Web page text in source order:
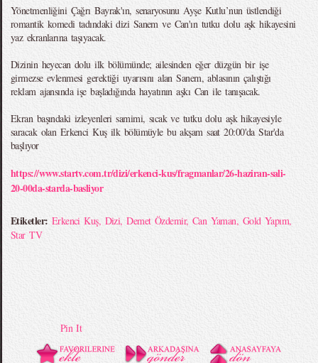
Yönetmenliğini Çağrı Bayrak'ın, senaryosunu Ayşe Kutlu’nun üstlendiği
romantik komedi tadındaki dizi Sanem ve Can'ın tutku dolu aşk hikayesini
yaz ekranlarına taşıyacak.
Dizinin heyecan dolu ilk bölümünde; ailesinden eğer düzgün bir işe
girmezse evlenmesi gerektiği uyarısını alan Sanem, ablasının çalıştığı
reklam ajansında işe başladığında hayatının aşkı Can ile tanışacak.
Ekran başındaki izleyenleri samimi, sıcak ve tutku dolu aşk hikayesiyle
saracak olan Erkenci Kuş ilk bölümüyle bu akşam saat 20:00'da Star'da
başlıyor
https://www.startv.com.tr/dizi/erkenci-kus/fragmanlar/26-haziran-sali-
20-00da-starda-basliyor
Etiketler: Erkenci Kuş, Dizi,Demet Özdemir, Can Yaman, Gold Yapım,
Star TV
Pin It